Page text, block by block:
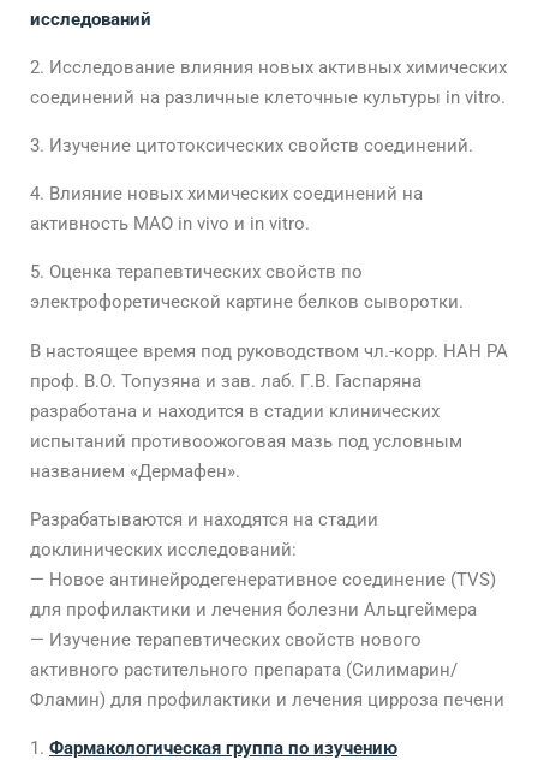
исследований
Исследование влияния новых активных химических
соединений на различные клеточные культуры in vitro.
Изучение цитотоксических свойств соединений.
Влияние новых химических соединений на
активность МАО in vivo и in vitro.
Оценка терапевтических свойств по
электрофоретической картине белков сыворотки.
В настоящее время под руководством чл.-корр. НАН РА
проф. В.О. Топузяна и зав. лаб. Г.В. Гаспаряна
разработана и находится в стадии клинических
испытаний противоожоговая мазь под условным
названием «Дермафен».
Разрабатываются и находятся на стадии
доклинических исследований:
— Новое антинейродегенеративное соединение (TVS)
для профилактики и лечения болезни Альцгеймера
— Изучение терапевтических свойств нового
активного растительного препарата (Силимарин/
Фламин) для профилактики и лечения цирроза печени
Фармакологическая группа по изучению